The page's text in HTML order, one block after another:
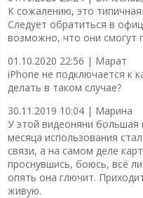
К сожалению, это
Следует обратиться в
возможно, что они смогут
01.10.2020 22:56 | Марат
iPhone не подключается к
делать в таком случае?
30.11.2019 10:04 | Марина
У этой видеоняни
месяца использования
связи, а на самом деле
проснувшись, боюсь, всё
опять она глючит.
живую.